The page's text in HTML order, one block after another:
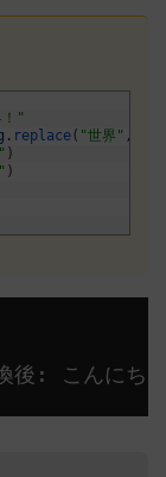
！"
. replace( "世界" ,
)
)
後: こんにち